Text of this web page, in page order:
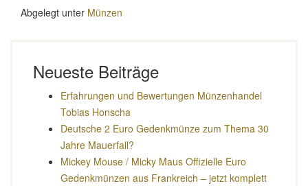
Abgelegt unter Münzen
Neueste Beiträge
Erfahrungen und Bewertungen Münzenhandel
Tobias Honscha
Deutsche 2 Euro Gedenkmünze zum Thema 30
Jahre Mauerfall?
Mickey Mouse / Micky Maus Offizielle Euro
Gedenkmünzen aus Frankreich – jetzt komplett